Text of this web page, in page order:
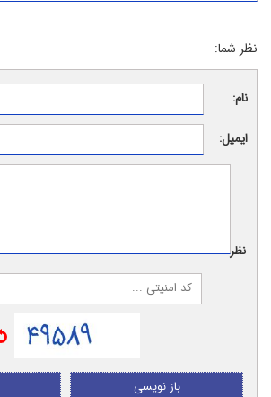
نظر شما:
نام:
ایمیل:
نظر:
باز نویسی